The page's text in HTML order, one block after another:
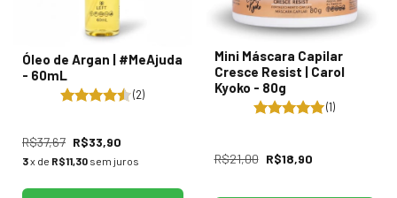
Óleo de Argan | #MeAjuda
- 60mL
(2)
R$37,67 R$33,90
3x de R$11,30 sem juros
Mini Máscara Capilar
Cresce Resist | Carol
Kyoko - 80g
(1)
R$21,00 R$18,90